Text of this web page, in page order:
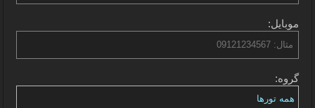
موبایل:
گروه: